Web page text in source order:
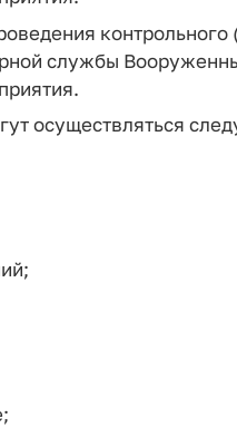
службы
осуществляться